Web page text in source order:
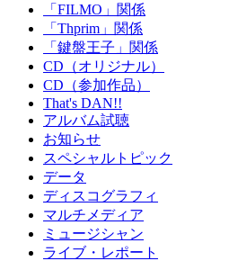
「FILMO」関係
「Thprim」関係
「鍵盤王子」関係
CD（オリジナル）
CD（参加作品）
That's DAN!!
アルバム試聴
お知らせ
スペシャルトピック
データ
ディスコグラフィ
マルチメディア
ミュージシャン
ライブ・レポート